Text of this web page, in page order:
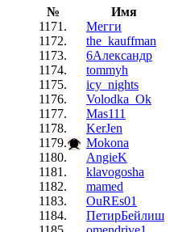
№ Имя
1171.
Мегги
1172.
the_kauffman
1173.
6Александр
1174.
tommyh
1175.
icy_nights
1176.
Volodka_Ok
1177.
Mas111
1178.
KerJen
1179.
Mokona
1180.
AngieK
1181.
klavogosha
1182.
mamed
1183.
OuREs01
1184.
ПетирБейлиш